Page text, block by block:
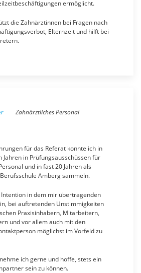
ermöglicht.
die Zahnärztinnen bei Fragen nach
Elternzeit und hilft bei
Zahnärztliches Personal
für das Referat konnte ich in
Jahren in Prüfungsausschüssen für
und in fast 20 Jahren als
Amberg sammeln.
in dem mir übertragenden
bei auftretenden Unstimmigkeiten
Praxisinhabern, Mitarbeitern,
und vor allem auch mit den
möglichst im Vorfeld zu
ich gerne und hoffe, stets ein
sein zu können.